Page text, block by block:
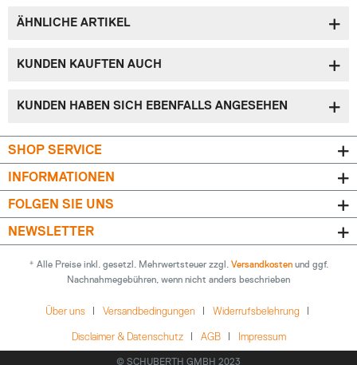
ÄHNLICHE ARTIKEL
KUNDEN KAUFTEN AUCH
KUNDEN HABEN SICH EBENFALLS ANGESEHEN
SHOP SERVICE
INFORMATIONEN
FOLGEN SIE UNS
NEWSLETTER
* Alle Preise inkl. gesetzl. Mehrwertsteuer zzgl. Versandkosten und ggf.
Nachnahmegebühren, wenn nicht anders beschrieben
Über uns Versandbedingungen Widerrufsbelehrung
Disclaimer & Datenschutz AGB Impressum
© SCHUBERTH GMBH 2023